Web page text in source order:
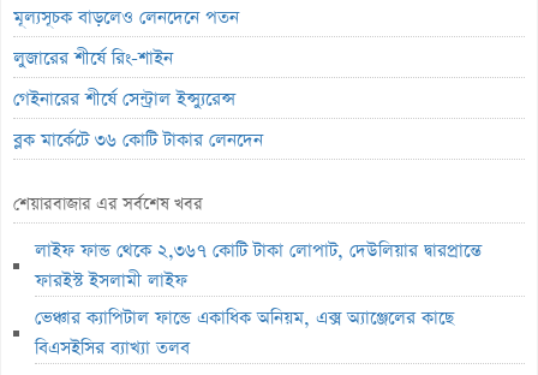
মূল্যসূচক বাড়লেও লেনদেনে পতন
লুজারের শীর্ষে রিং-শাইন
গেইনারের শীর্ষে সেন্ট্রাল ইন্স্যুরেন্স
ব্লক মার্কেটে ৩৬ কোটি টাকার লেনদেন
বৃহস্পতিবার লেনদেনে ফিরবে ইউসিবি
লেনদেনের শীর্ষে একমি পেস্টিসাইডস
মেঘনা পেট্রোলিয়ামের চেয়ারম্যান হলেন ড. এম. তামিম
ইউসিবির লেনদেন বন্ধ
শেয়ারবাজার এর সর্বশেষ খবর
লাইফ ফান্ড থেকে ২,৩৬৭ কোটি টাকা লোপাট, দেউলিয়ার দ্বারপ্রান্তে
ফারইস্ট ইসলামী লাইফ
ভেঞ্চার ক্যাপিটাল ফান্ডে একাধিক অনিয়ম, এক্স অ্যাঞ্জেলের কাছে
বিএসইসির ব্যাখ্যা তলব